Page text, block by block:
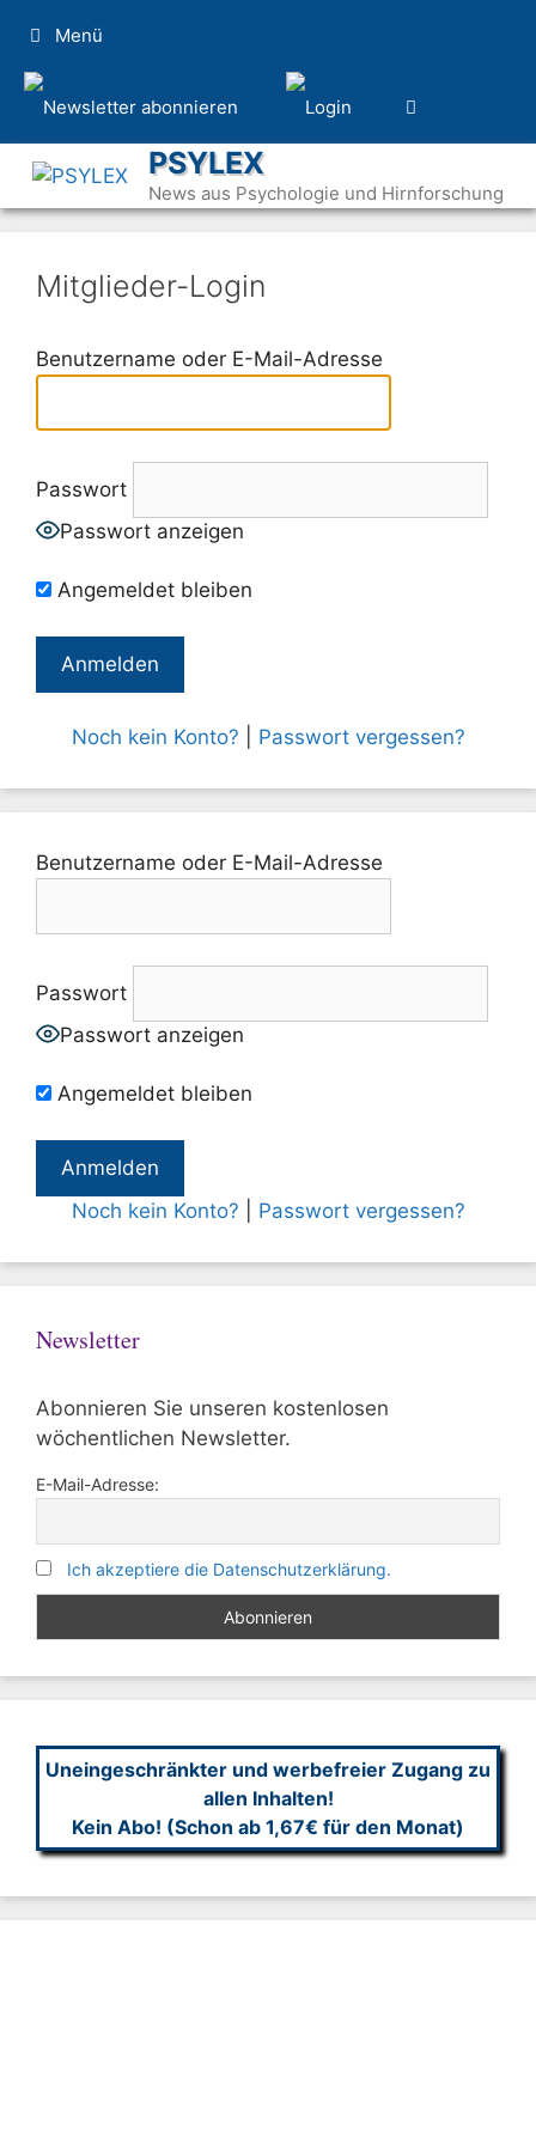
Inhalt
springen
Menü
PSYLEX
News aus Psychologie und Hirnforschung
Mitglieder-Login
Benutzername oder E-Mail-Adresse
Passwort
Passwort anzeigen
Angemeldet bleiben
Noch kein Konto? Passwort vergessen?
Benutzername oder E-Mail-Adresse
Passwort
Passwort anzeigen
Angemeldet bleiben
Noch kein Konto? Passwort vergessen?
Newsletter
Abonnieren Sie unseren kostenlosen
wöchentlichen Newsletter.
E-Mail-Adresse:
Ich akzeptiere die Datenschutzerklärung.
Uneingeschränkter und werbefreier Zugang zu
allen Inhalten!
Kein Abo! (Schon ab 1,67€ für den Monat)